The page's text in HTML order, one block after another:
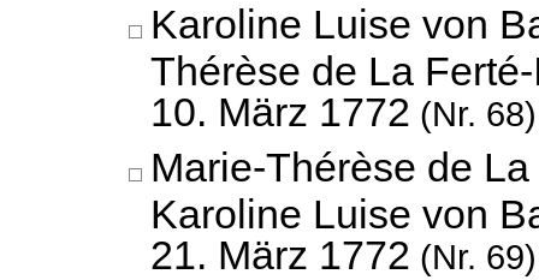
Karoline Luise von
Thérèse de La
10. März 1772 (Nr. 68)
Marie-Thérèse de
Karoline Luise von
21. März 1772 (Nr. 69)